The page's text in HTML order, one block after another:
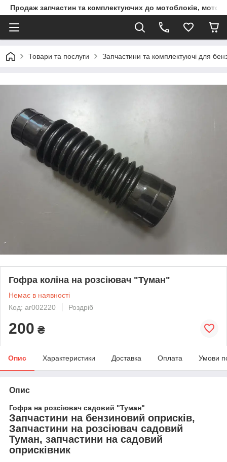
Продаж запчастин та комплектуючих до мотоблоків,
Товари та послуги Запчастини та комплектуючі для
Гофра коліна на розсіювач "Туман"
Немає в наявності
Код: ar002220
Роздріб
200 ₴
Опис Характеристики Доставка Оплата Умови
Опис
Гофра на розсіювач садовий "Туман"
Запчастини на бензиновий оприсків,
Запчастини на розсіювач садовий
Туман, запчастини на садовий
оприсківник